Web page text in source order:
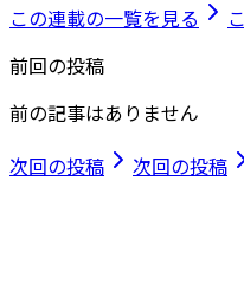
この連載の一覧を見る
前回の投稿
前の記事はありません
次回の投稿
次回の投稿